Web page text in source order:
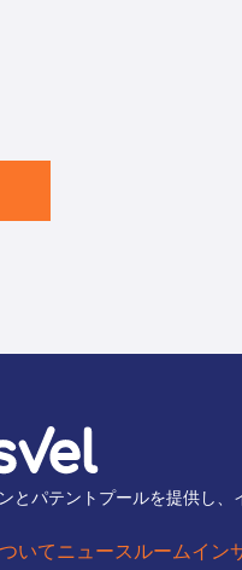
パテントプールを提供し
いてニュースルームイン